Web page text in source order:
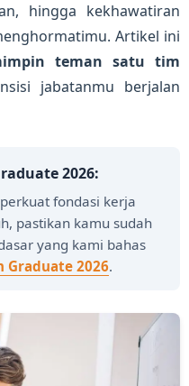
hingga kekhawatiran
Artikel ini
teman satu tim
jabatanmu berjalan
2026:
fondasi kerja
pastikan kamu sudah
yang kami bahas
Graduate 2026.